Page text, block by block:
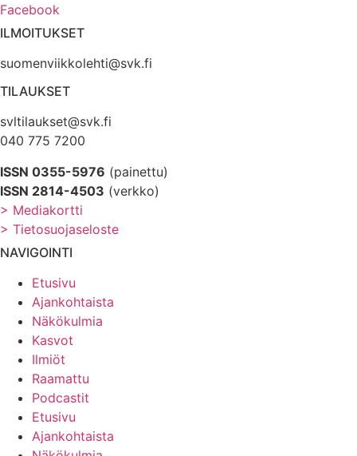
Facebook
ILMOITUKSET
suomenviikkolehti@svk.fi
TILAUKSET
svltilaukset@svk.fi
040 775 7200
ISSN 0355-5976 (painettu)
ISSN 2814-4503 (verkko)
> Mediakortti
> Tietosuojaseloste
NAVIGOINTI
Etusivu
Ajankohtaista
Näkökulmia
Kasvot
Ilmiöt
Raamattu
Podcastit
Etusivu
Ajankohtaista